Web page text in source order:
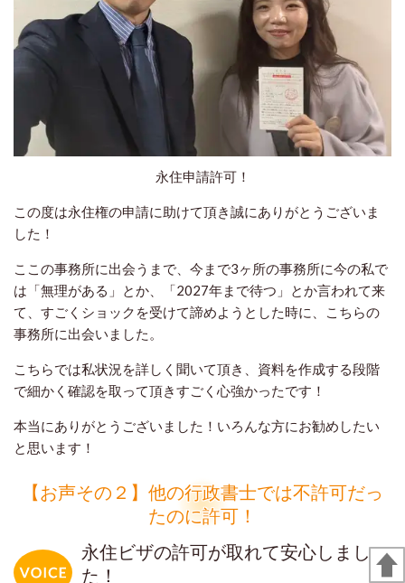
永住申請許可！
この度は永住権の申請に助けて頂き誠にありがとうございま
した！
ここの事務所に出会うまで、今まで3ヶ所の事務所に今の私で
は「無理がある」とか、「2027年まで待つ」とか言われて来
て、すごくショックを受けて諦めようとした時に、こちらの
事務所に出会いました。
こちらでは私状況を詳しく聞いて頂き、資料を作成する段階
で細かく確認を取って頂きすごく心強かったです！
本当にありがとうございました！いろんな方にお勧めしたい
と思います！
【お声その２】他の行政書士では不許可だっ
たのに許可！
永住ビザの許可が取れて安心しまし
た！